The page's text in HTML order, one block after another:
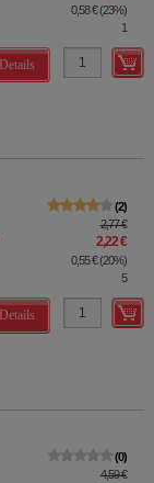
0,58 €(23%)
1
Details
2
2,77 €
2,22 €
0,55 €(20%)
5
Details
0
4,59 €